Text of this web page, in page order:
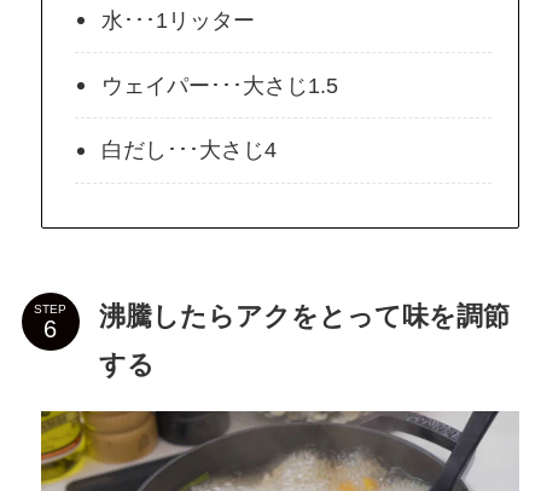
水･･･1リッター
ウェイパー･･･大さじ1.5
白だし･･･大さじ4
STEP
沸騰したらアクをとって味を調節
する